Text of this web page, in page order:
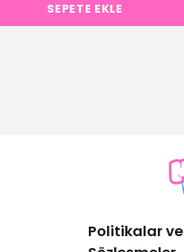
SEPETE EKLE
Politikalar ve